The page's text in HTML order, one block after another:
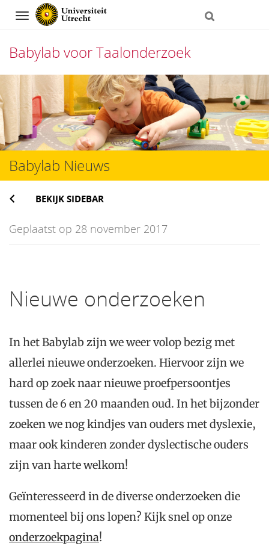
Navigation
Babylab voor Taalonderzoek
Direct
naar
het
inhoud
Babylab Nieuws
BEKIJK SIDEBAR
Geplaatst op 28 november 2017
Nieuwe onderzoeken
In het Babylab zijn we weer volop bezig met
allerlei nieuwe onderzoeken. Hiervoor zijn we
hard op zoek naar nieuwe proefpersoontjes
tussen de 6 en 20 maanden oud. In het bijzonder
zoeken we nog kindjes van ouders met dyslexie,
maar ook kinderen zonder dyslectische ouders
zijn van harte welkom!
Geïnteresseerd in de diverse onderzoeken die
momenteel bij ons lopen? Kijk snel op onze
onderzoekpagina!